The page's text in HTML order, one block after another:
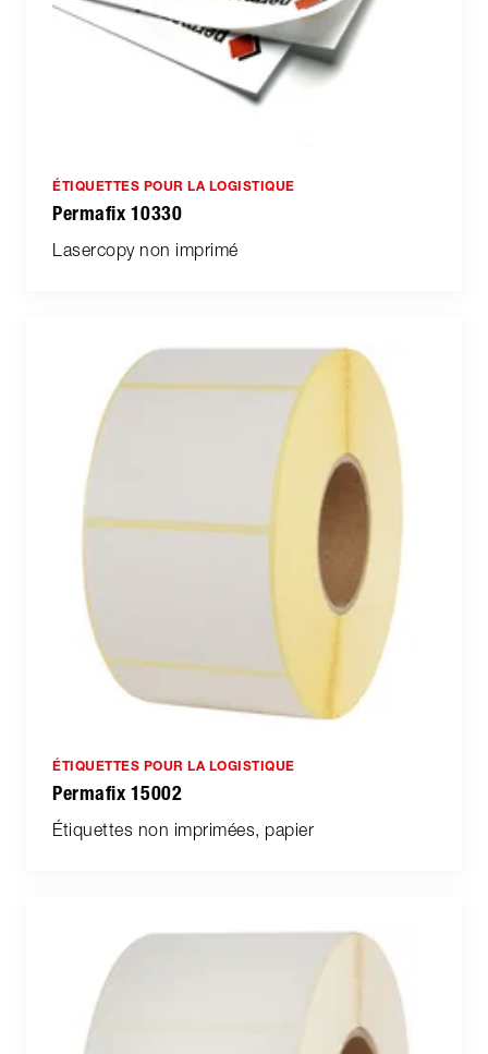
ÉTIQUETTES POUR LA LOGISTIQUE
Permafix 10330
Lasercopy non imprimé
ÉTIQUETTES POUR LA LOGISTIQUE
Permafix 15002
Étiquettes non imprimées, papier